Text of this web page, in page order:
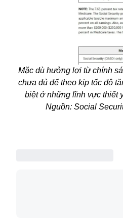
Mặc dù hưởng lợi từ chính
chưa đủ để theo kịp tốc độ
biệt ở những lĩnh vực thiết
Nguồn: Social